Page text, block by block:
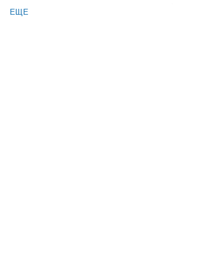
не совершила в мире эльфов, тоже совершенно
ЕЩЕ